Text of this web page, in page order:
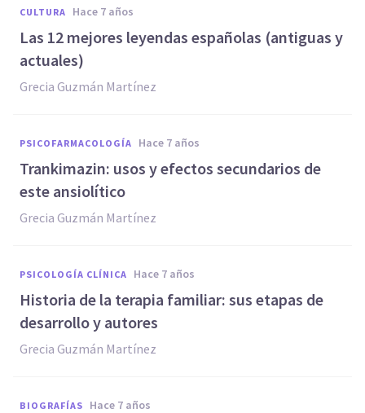
CULTURA hace 7 años
Las 12 mejores leyendas españolas (antiguas y
actuales)
Grecia Guzmán Martínez
PSICOFARMACOLOGÍA hace 7 años
Trankimazin: usos y efectos secundarios de
este ansiolítico
Grecia Guzmán Martínez
PSICOLOGÍA CLÍNICA hace 7 años
Historia de la terapia familiar: sus etapas de
desarrollo y autores
Grecia Guzmán Martínez
BIOGRAFÍAS hace 7 años